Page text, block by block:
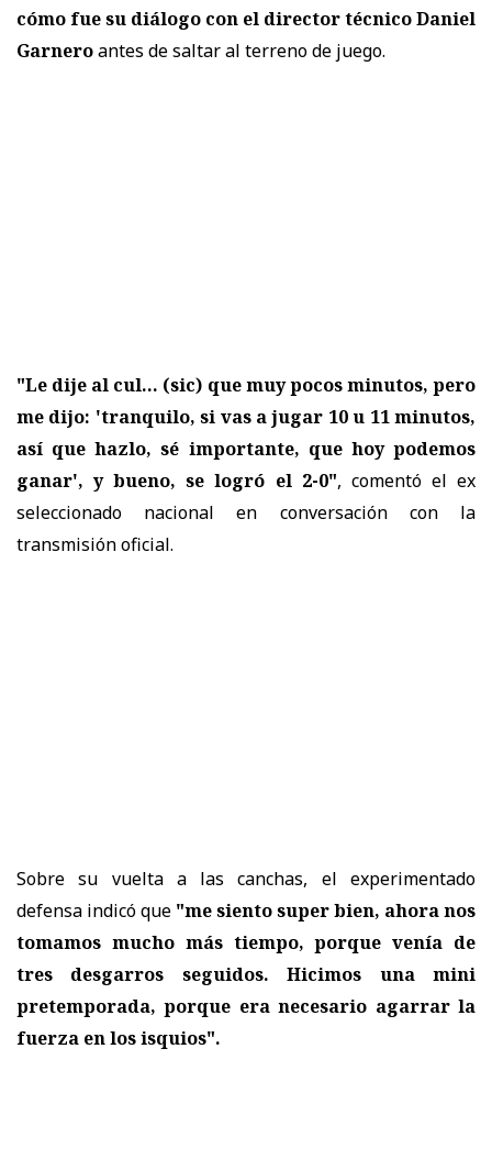
cómo fue su diálogo con el director técnico Daniel
Garneroantes de saltar al terreno de juego.
"Le dije al cul... (sic) que muy pocos minutos, pero
me dijo: 'tranquilo, si vas a jugar 10 u 11 minutos,
así que hazlo, sé importante, que hoy podemos
ganar', y bueno, se logró el 2-0", comentó el ex
seleccionado nacional en conversación con la
transmisión oficial.
Sobre su vuelta a las canchas, el experimentado
defensa indicó que "me siento super bien, ahora nos
tomamos mucho más tiempo, porque venía de
tres desgarros seguidos. Hicimos una mini
pretemporada, porque era necesario agarrar la
fuerza en los isquios".